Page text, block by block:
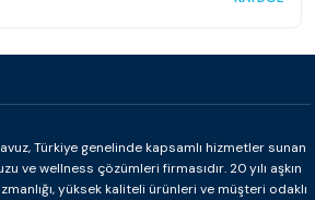
Türkiye genelinde kapsamlı hizmetler sunan
ve wellness çözümleri firmasıdır. 20 yılı aşkın
yüksek kaliteli ürünleri ve müşteri odaklı